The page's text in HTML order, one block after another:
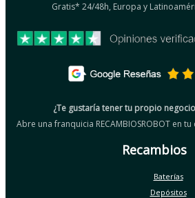
Gratis* 24/48h, Europa y
¿Te gustaría tener tu propio
Abre una franquicia RECAMBIOSROBOT en tu
Recambios
Baterías
Depósitos